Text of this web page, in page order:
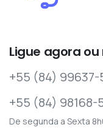
Ligue agora
+55 (84) 99637-
+55 (84) 98168-
De segunda a Sexta